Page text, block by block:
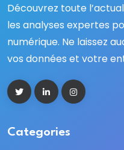
Découvrez toute
les analyses expertes
numérique. Ne laissez
vos données et votre
Categories